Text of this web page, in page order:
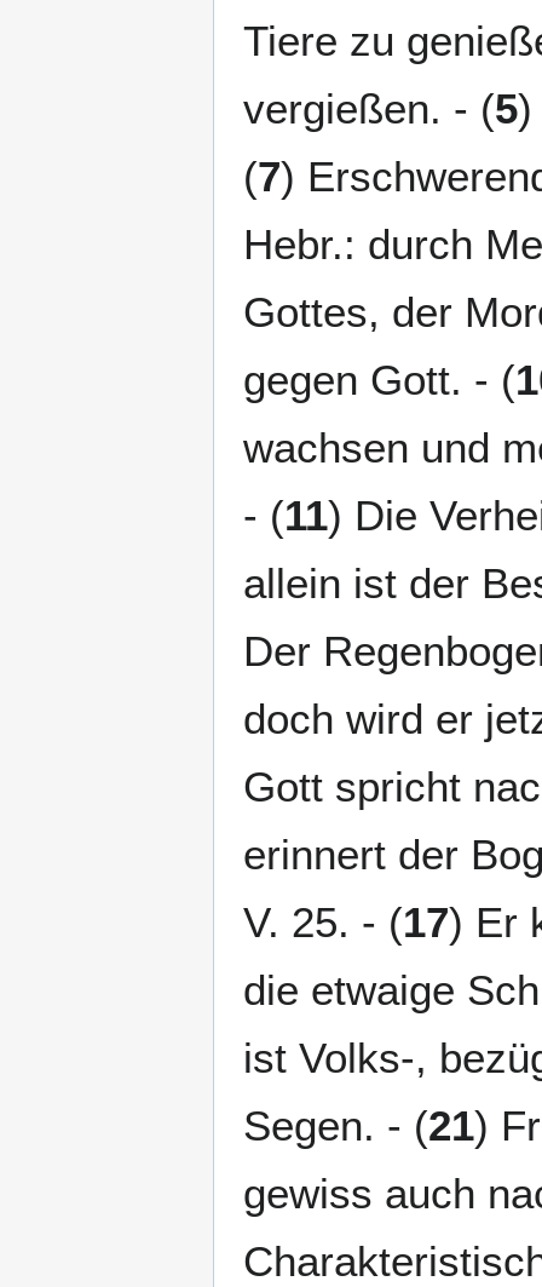
Tiere zu
vergießen. - (5)
(7)
Hebr.: durch
Gottes, der
gegen Gott. - (
wachsen und
- (11) Die
allein ist der
Der
doch wird er
Gott spricht
erinnert der
V. 25. - (17) Er
die etwaige
ist Volks-,
Segen. - (21)
gewiss auch